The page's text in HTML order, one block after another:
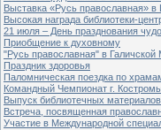
Выставка «Русь православная»
Высокая награда библиотеки-
21 июля – День празднования
Приобщение к духовному
"Русь православная" в
Праздник здоровья
Паломническая поездка по
Командный Чемпионат г.
Выпуск библиотечных
Встреча, посвященная
Участие в Международной